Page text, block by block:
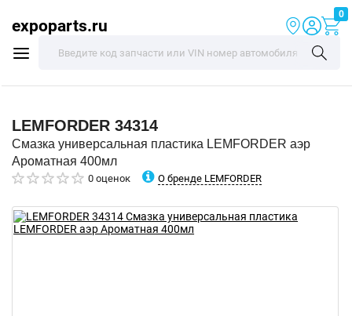
expoparts.ru
0
LEMFORDER 34314
Смазка универсальная пластика LEMFORDER аэр
Ароматная 400мл
0 оценок О бренде LEMFORDER